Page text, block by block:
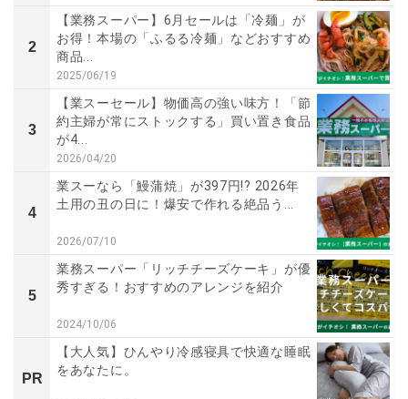
2
【業務スーパー】6月セールは「冷麺」が
お得！本場の「ふるる冷麺」などおすすめ
商品...
2025/06/19
3
【業スーセール】物価高の強い味方！「節
約主婦が常にストックする」買い置き食品
が4...
2026/04/20
4
業スーなら「鰻蒲焼」が397円!? 2026年
土用の丑の日に！爆安で作れる絶品う...
2026/07/10
5
業務スーパー「リッチチーズケーキ」が優
秀すぎる！おすすめのアレンジを紹介
2024/10/06
PR
【大人気】ひんやり冷感寝具で快適な睡眠
をあなたに。